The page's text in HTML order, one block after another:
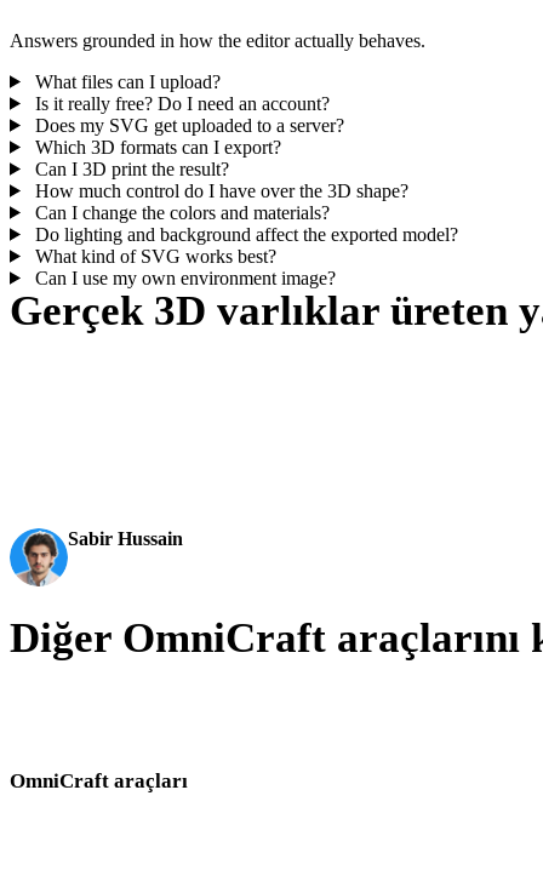
Answers grounded in how the editor actually behaves.
What files can I upload?
Is it really free? Do I need an account?
Does my SVG get uploaded to a server?
Which 3D formats can I export?
Can I 3D print the result?
How much control do I have over the 3D shape?
Can I change the colors and materials?
Do lighting and background affect the exported model?
What kind of SVG works best?
Can I use my own environment image?
Gerçek 3D varlıklar üreten
Sabir Hussain
Diğer OmniCraft araçlarını
OmniCraft araçları